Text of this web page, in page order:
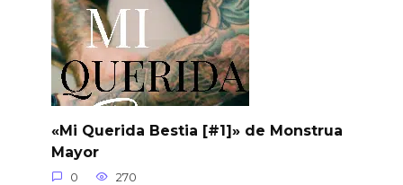
«Mi Querida Bestia [#1]» de Monstrua
Mayor
0 270